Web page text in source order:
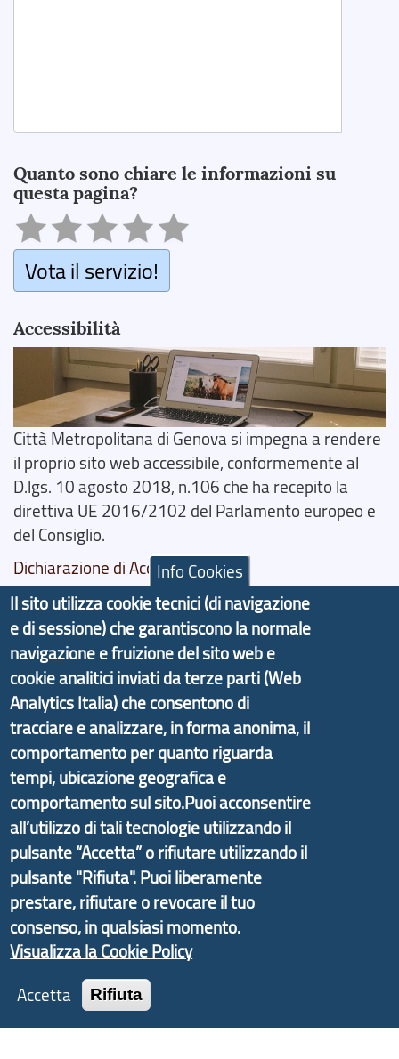
Quanto sono chiare le informazioni su
questa pagina?
Vota il servizio!
Accessibilità
Città Metropolitana di Genova si impegna a rendere
il proprio sito web accessibile, conformemente al
D.lgs. 10 agosto 2018, n.106 che ha recepito la
direttiva UE 2016/2102 del Parlamento europeo e
del Consiglio.
Dichiarazione di Accessibilità
Il progetto Aree Interne
Il portale di marketing territoriale e sviluppo locale
di Genova Città Metropolitana si è sviluppato a
partire dal progetto nazionale Aree Interne
promosso dal Dipartimento per lo Sviluppo
Economico e finalizzato al rilancio socio-economico
delle valli dell’entroterra. In particolare fornisce
informazioni ed aggiornamenti sullaStrategia
d'Area Antola-Tigullio, in collaborazione con Regione
Liguria ed ANCI Liguria.
Copyright © 2017 Città metropolitana di Genova |
CF: 80007350103
Info Cookies
Il sito utilizza cookie tecnici (di navigazione
e di sessione) che garantiscono la normale
navigazione e fruizione del sito web e
cookie analitici inviati da terze parti (Web
Analytics Italia) che consentono di
tracciare e analizzare, in forma anonima, il
comportamento per quanto riguarda
tempi, ubicazione geografica e
comportamento sul sito.Puoi acconsentire
all’utilizzo di tali tecnologie utilizzando il
pulsante “Accetta” o rifiutare utilizzando il
pulsante "Rifiuta". Puoi liberamente
prestare, rifiutare o revocare il tuo
consenso, in qualsiasi momento.
Visualizza la Cookie Policy
Accetta
Rifiuta